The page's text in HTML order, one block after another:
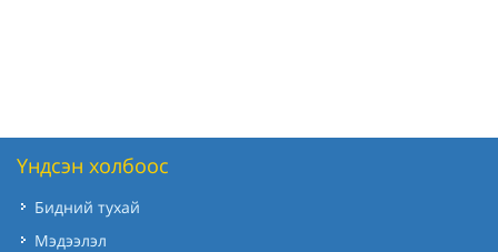
Үндсэн холбоос
Бидний тухай
Мэдээлэл